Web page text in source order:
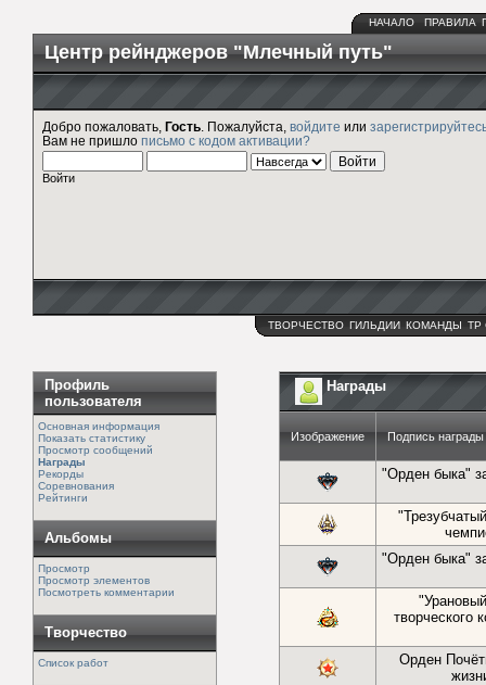
НАЧАЛО ПРАВИЛА
Центр рейнджеров "Млечный путь"
Добро пожаловать, Гость . Пожалуйста, войдите или
Вам не пришло письмо с кодом активации?
Войти
ТВОРЧЕСТВО ГИЛЬДИИ КОМАНДЫ ТР
Профиль
пользователя
Основная информация
Показать статистику
Просмотр сообщений
Награды
Рекорды
Соревнования
Рейтинги
Альбомы
Просмотр
Просмотр элементов
Посмотреть комментарии
Творчество
Список работ
Награды
Изображение Подпись награды
"Орден быка"
"Орден быка"
творческого
Орден